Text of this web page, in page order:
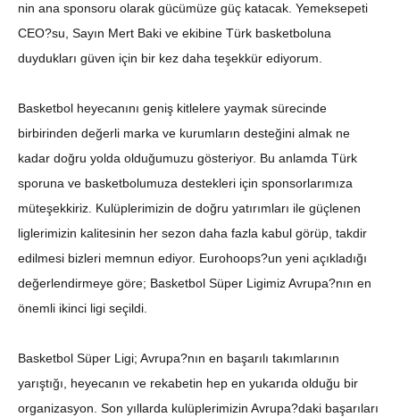
nin ana sponsoru olarak gücümüze güç katacak. Yemeksepeti
CEO?su, Sayın Mert Baki ve ekibine Türk basketboluna
duydukları güven için bir kez daha teşekkür ediyorum.
Basketbol heyecanını geniş kitlelere yaymak sürecinde
birbirinden değerli marka ve kurumların desteğini almak ne
kadar doğru yolda olduğumuzu gösteriyor. Bu anlamda Türk
sporuna ve basketbolumuza destekleri için sponsorlarımıza
müteşekkiriz. Kulüplerimizin de doğru yatırımları ile güçlenen
liglerimizin kalitesinin her sezon daha fazla kabul görüp, takdir
edilmesi bizleri memnun ediyor. Eurohoops?un yeni açıkladığı
değerlendirmeye göre; Basketbol Süper Ligimiz Avrupa?nın en
önemli ikinci ligi seçildi.
Basketbol Süper Ligi; Avrupa?nın en başarılı takımlarının
yarıştığı, heyecanın ve rekabetin hep en yukarıda olduğu bir
organizasyon. Son yıllarda kulüplerimizin Avrupa?daki başarıları